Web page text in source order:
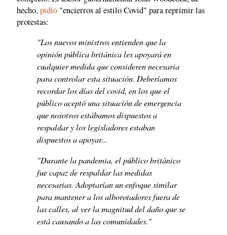
hecho,pidió "encierros al estilo Covid" para reprimir las
protestas:
"Los nuevos ministros entienden que la
opinión pública británica les apoyará en
cualquier medida que consideren necesaria
para controlar esta situación. Deberíamos
recordar los días del covid, en los que el
público aceptó una situación de emergencia
que nosotros estábamos dispuestos a
respaldar y los legisladores estaban
dispuestos a apoyar...
"Durante la pandemia, el público británico
fue capaz de respaldar las medidas
necesarias. Adoptarían un enfoque similar
para mantener a los alborotadores fuera de
las calles, al ver la magnitud del daño que se
está causando a las comunidades."